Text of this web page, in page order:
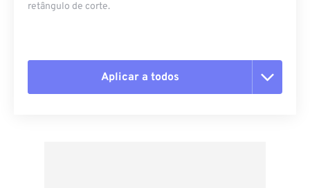
retângulo de corte.
Aplicar a todos